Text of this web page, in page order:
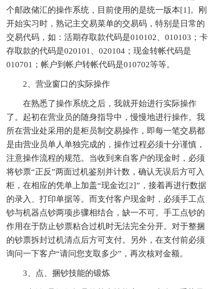
个邮政储汇的操作系统，目前使用的是统一版本[1]。刚
开始实习时，熟记主交易菜单的交易码，特别是日常的
交易代码，如：活期存取款代码是010102、010103；卡
存取款的代码是020101、020104；现金转帐代码是
010701；帐户到帐户转帐代码是010702等等。
2、营业窗口的实际操作
在熟悉了操作系统之后，我就开始进行实际操作
了。起初在营业员的随身指导中，慢慢地进行操作。我
所在营业处采用的是柜员制交易操作，即每一笔交易都
是由营业员单人单独完成的，操作过程必须十分谨慎，
注意操作流程的规范。当收到来自客户的现金时，必须
将钞票“正反”两面过机鉴别并计数，确认无误后方可入
柜，在相应的凭单上加盖“现金讫[2]”，接着再进行数据
的录入、打印单据等。而支付客户现金时，必须手工点
钞与机器点钞两项步骤相结合，缺一不可。手工点钞的
作用在于防止钞票粘合过机时无法完全分开。对于整捆
的钞票拆封过机清点后方可支付。另外，在支付前必须
询问一下客户“请问您支取多少”，再次核对金额。
3、点、捆钞技能的锻炼